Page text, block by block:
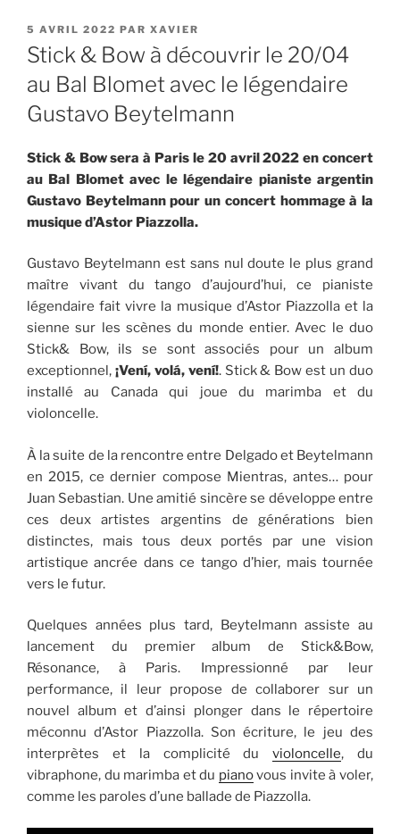
PUBLIÉ
LE
5 AVRIL 2022 PAR XAVIER
Stick & Bow à découvrir le 20/04
au Bal Blomet avec le légendaire
Gustavo Beytelmann
Stick & Bow sera à Paris le 20 avril 2022 en concert
au Bal Blomet avec le légendaire pianiste argentin
Gustavo Beytelmann pour un concert hommage à la
musique d’Astor Piazzolla.
Gustavo Beytelmann est sans nul doute le plus grand
maître vivant du tango d’aujourd’hui, ce pianiste
légendaire fait vivre la musique d’Astor Piazzolla et la
sienne sur les scènes du monde entier. Avec le duo
Stick& Bow, ils se sont associés pour un album
exceptionnel, ¡Vení, volá, vení!. Stick & Bow est un duo
installé au Canada qui joue du marimba et du
violoncelle.
À la suite de la rencontre entre Delgado et Beytelmann
en 2015, ce dernier compose Mientras, antes… pour
Juan Sebastian. Une amitié sincère se développe entre
ces deux artistes argentins de générations bien
distinctes, mais tous deux portés par une vision
artistique ancrée dans ce tango d’hier, mais tournée
vers le futur.
Quelques années plus tard, Beytelmann assiste au
lancement du premier album de Stick&Bow,
Résonance, à Paris. Impressionné par leur
performance, il leur propose de collaborer sur un
nouvel album et d’ainsi plonger dans le répertoire
méconnu d’Astor Piazzolla. Son écriture, le jeu des
interprètes et la complicité duvioloncelle, du
vibraphone, du marimba et du pianovous invite à voler,
comme les paroles d’une ballade de Piazzolla.